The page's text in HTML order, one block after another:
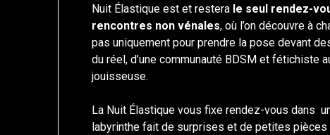
Nuit Élastique est et restera le seul rendez-
rencontres non vénales, où l’on découvre à
pas uniquement pour prendre la pose devant
du réel, d’une communauté BDSM et fétichiste
jouisseuse.
La Nuit Élastique vous fixe rendez-vous dans
labyrinthe fait de surprises et de petites